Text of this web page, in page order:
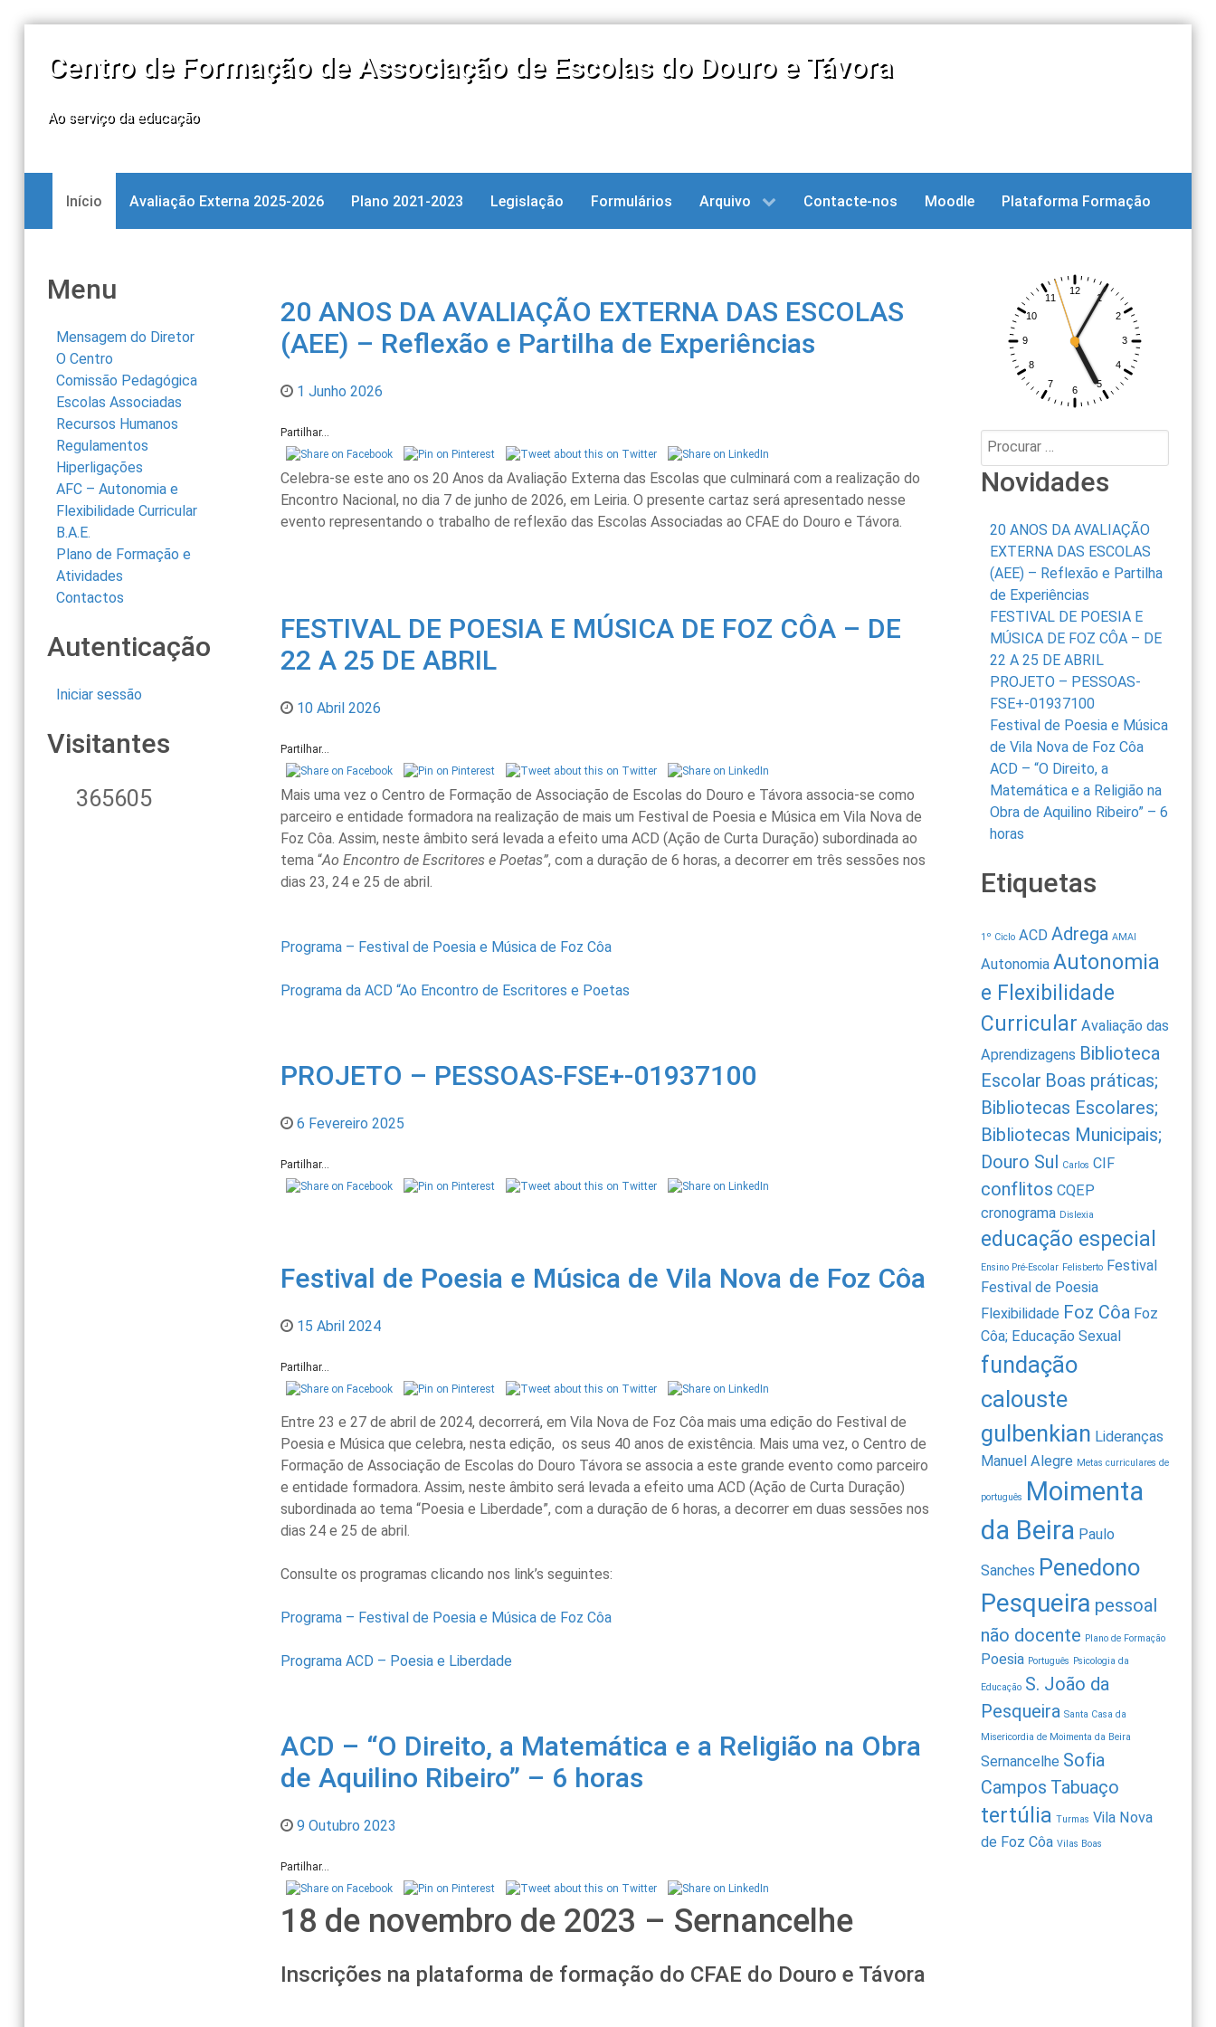
Centro de Formação de Associação de Escolas do Douro e Távora
Ao serviço da educação
Início Avaliação Externa 2025-2026 Plano 2021-2023 Legislação Formulários Arquivo Contacte-nos Moodle Plataforma Formação
Menu
Mensagem do Diretor
O Centro
Comissão Pedagógica
Escolas Associadas
Recursos Humanos
Regulamentos
Hiperligações
AFC – Autonomia e
Flexibilidade Curricular
B.A.E.
Plano de Formação e
Atividades
Contactos
Autenticação
Iniciar sessão
Visitantes
365605
20 ANOS DA AVALIAÇÃO EXTERNA DAS ESCOLAS
(AEE) – Reflexão e Partilha de Experiências
1 Junho 2026
Partilhar...
Celebra-se este ano os 20 Anos da Avaliação Externa das Escolas que culminará com a realização do
Encontro Nacional, no dia 7 de junho de 2026, em Leiria. O presente cartaz será apresentado nesse
evento representando o trabalho de reflexão das Escolas Associadas ao CFAE do Douro e Távora.
FESTIVAL DE POESIA E MÚSICA DE FOZ CÔA – DE
22 A 25 DE ABRIL
10 Abril 2026
Partilhar...
Mais uma vez o Centro de Formação de Associação de Escolas do Douro e Távora associa-se como
parceiro e entidade formadora na realização de mais um Festival de Poesia e Música em Vila Nova de
Foz Côa. Assim, neste âmbito será levada a efeito uma ACD (Ação de Curta Duração) subordinada ao
tema “Ao Encontro de Escritores e Poetas”, com a duração de 6 horas, a decorrer em três sessões nos
dias 23, 24 e 25 de abril.
Programa – Festival de Poesia e Música de Foz Côa
Programa da ACD “Ao Encontro de Escritores e Poetas
PROJETO – PESSOAS-FSE+-01937100
6 Fevereiro 2025
Partilhar...
Festival de Poesia e Música de Vila Nova de Foz Côa
15 Abril 2024
Partilhar...
Entre 23 e 27 de abril de 2024, decorrerá, em Vila Nova de Foz Côa mais uma edição do Festival de
Poesia e Música que celebra, nesta edição, os seus 40 anos de existência. Mais uma vez, o Centro de
Formação de Associação de Escolas do Douro Távora se associa a este grande evento como parceiro
e entidade formadora. Assim, neste âmbito será levada a efeito uma ACD (Ação de Curta Duração)
subordinada ao tema “Poesia e Liberdade”, com a duração de 6 horas, a decorrer em duas sessões nos
dias 24 e 25 de abril.
Consulte os programas clicando nos link’s seguintes:
Programa – Festival de Poesia e Música de Foz Côa
Programa ACD – Poesia e Liberdade
ACD – “O Direito, a Matemática e a Religião na Obra
de Aquilino Ribeiro” – 6 horas
9 Outubro 2023
Partilhar...
18 de novembro de 2023 – Sernancelhe
Inscrições na plataforma de formação do CFAE do Douro e Távora
Procurar:
Novidades
20 ANOS DA AVALIAÇÃO
EXTERNA DAS ESCOLAS
(AEE) – Reflexão e Partilha
de Experiências
FESTIVAL DE POESIA E
MÚSICA DE FOZ CÔA – DE
22 A 25 DE ABRIL
PROJETO – PESSOAS-
FSE+-01937100
Festival de Poesia e Música
de Vila Nova de Foz Côa
ACD – “O Direito, a
Matemática e a Religião na
Obra de Aquilino Ribeiro” – 6
horas
Etiquetas
1º Ciclo ACD Adrega AMAI
Autonomia Autonomia
e Flexibilidade
Curricular Avaliação das
Aprendizagens Biblioteca
Escolar Boas práticas;
Bibliotecas Escolares;
Bibliotecas Municipais;
Douro Sul Carlos CIF
conflitos CQEP
cronograma Dislexia
educação especial
Ensino Pré-Escolar Felisberto Festival
Festival de Poesia
Flexibilidade Foz Côa Foz
Côa; Educação Sexual
fundação
calouste
gulbenkian Lideranças
Manuel Alegre Metas curriculares de
português Moimenta
da Beira Paulo
Sanches Penedono
Pesqueira pessoal
não docente Plano de Formação
Poesia Português Psicologia da
Educação S. João da
Pesqueira Santa Casa da
Misericordia de Moimenta da Beira
Sernancelhe Sofia
Campos Tabuaço
tertúlia Turmas Vila Nova
de Foz Côa Vilas Boas